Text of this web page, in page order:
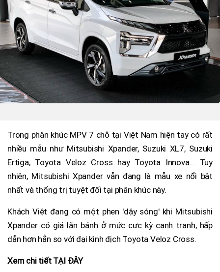
Trong phân khúc MPV 7 chỗ tại Việt Nam hiện tay có rất
nhiều mẫu như Mitsubishi Xpander, Suzuki XL7, Suzuki
Ertiga, Toyota Veloz Cross hay Toyota Innova... Tuy
nhiên, Mitsubishi Xpander vẫn đang là mẫu xe nổi bật
nhất và thống trị tuyệt đối tại phân khúc này.
Khách Việt đang có một phen 'dậy sóng' khi Mitsubishi
Xpander có giá lăn bánh ở mức cực kỳ cạnh tranh, hấp
dẫn hơn hẳn so với đại kình địch Toyota Veloz Cross.
Xem chi tiết TẠI ĐÂY